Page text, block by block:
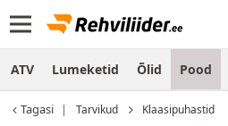
ATV Lumeketid Õlid Pood
Tagasi Tarvikud Klaasipuhastid